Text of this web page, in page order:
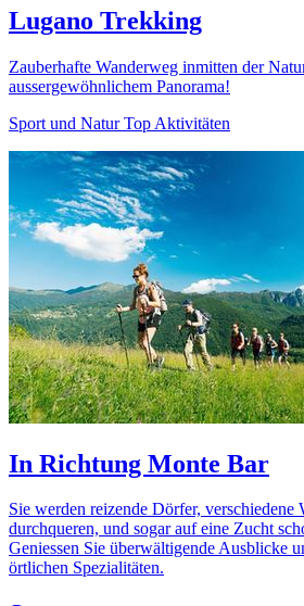
Lugano Trekking
Zauberhafte Wanderweg inmitten der
aussergewöhnlichem Panorama!
Sport und Natur Top Aktivitäten
In Richtung Monte Bar
Sie werden reizende Dörfer,
durchqueren, und sogar auf eine Zucht
Geniessen Sie überwältigende Ausblicke
örtlichen Spezialitäten.